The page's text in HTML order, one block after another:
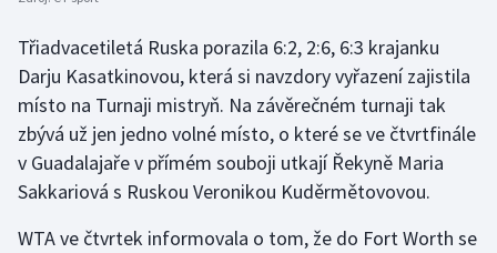
Plavání
Plážový volejbal
Ragby
Rychlobruslení
Třiadvacetiletá Ruska porazila 6:2, 2:6, 6:3 krajanku
Darju Kasatkinovou, která si navzdory vyřazení zajistila
místo na Turnaji mistryň. Na závěrečném turnaji tak
zbývá už jen jedno volné místo, o které se ve čtvrtfinále
v Guadalajaře v přímém souboji utkají Řekyně Maria
Sakkariová s Ruskou Veronikou Kuděrmětovovou.
WTA ve čtvrtek informovala o tom, že do Fort Worth se